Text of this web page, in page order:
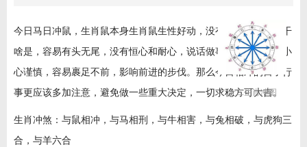
十二生肖冲图
今日马日冲鼠，生肖鼠本身生肖鼠生性好动，没有持久心，不管干
啥是，容易有头无尾，没有恒心和耐心，说话做事太小心，处处小
心谨慎，容易裹足不前，影响前进的步伐。那么今日相冲的日子行
事更应该多加注意，避免做一些重大决定，一切求稳方可大吉。
生肖冲煞：与鼠相冲，与马相刑，与牛相害，与兔相破，与虎狗三
合，与羊六合